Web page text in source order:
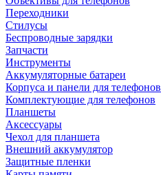
Переходники
Стилусы
Беспроводные зарядки
Запчасти
Инструменты
Аккумуляторные батареи
Корпуса и панели для телефонов
Комплектующие для телефонов
Планшеты
Аксессуары
Чехол для планшета
Внешний аккумулятор
Защитные пленки